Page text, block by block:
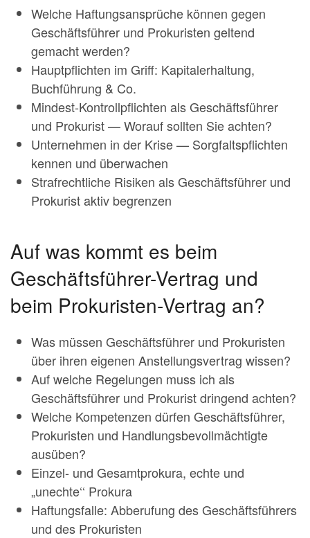
Welche Haftungsansprüche können gegen
Geschäftsführer und Prokuristen geltend
gemacht werden?
Hauptpflichten im Griff: Kapitalerhaltung,
Buchführung & Co.
Mindest-Kontrollpflichten als Geschäftsführer
und Prokurist — Worauf sollten Sie achten?
Unternehmen in der Krise — Sorgfaltspflichten
kennen und überwachen
Strafrechtliche Risiken als Geschäftsführer und
Prokurist aktiv begrenzen
Auf was kommt es beim
Geschäftsführer-Vertrag und
beim Prokuristen-Vertrag an?
Was müssen Geschäftsführer und Prokuristen
über ihren eigenen Anstellungsvertrag wissen?
Auf welche Regelungen muss ich als
Geschäftsführer und Prokurist dringend achten?
Welche Kompetenzen dürfen Geschäftsführer,
Prokuristen und Handlungsbevollmächtigte
ausüben?
Einzel- und Gesamtprokura, echte und
„unechte‘‘ Prokura
Haftungsfalle: Abberufung des Geschäftsführers
und des Prokuristen